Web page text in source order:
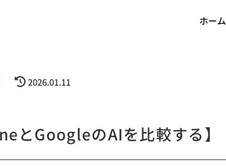
ホーム
2026.01.11
とGoogleのAIを比較する】